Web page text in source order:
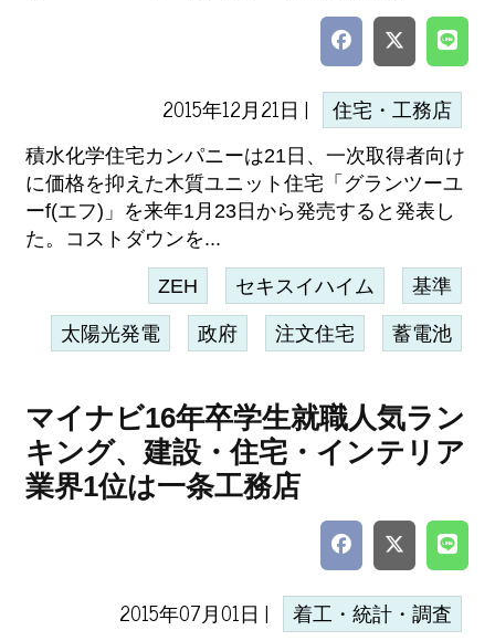
2015年12月21日 | 住宅・工務店
積水化学住宅カンパニーは21日、一次取得者向け
に価格を抑えた木質ユニット住宅「グランツーユ
ーf(エフ)」を来年1月23日から発売すると発表し
た。コストダウンを...
ZEH セキスイハイム 基準
太陽光発電 政府 注文住宅 蓄電池
マイナビ16年卒学生就職人気ラン
キング、建設・住宅・インテリア
業界1位は一条工務店
2015年07月01日 | 着工・統計・調査